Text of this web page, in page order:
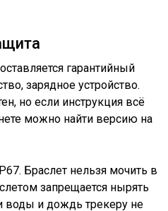
гарантийный
зарядное устройство.
но если инструкция всё
можно найти версию на
Браслет нельзя мочить в
запрещается нырять
воды и дождь трекеру не